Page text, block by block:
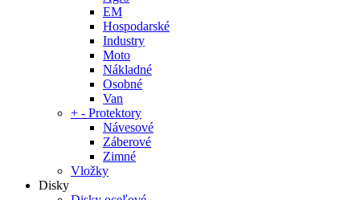
EM
Hospodarské
Industry
Moto
Nákladné
Osobné
Van
+ - Protektory
Návesové
Záberové
Zimné
Vložky
Disky